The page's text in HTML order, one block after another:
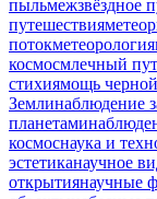
пыльмежзвёздное
путешествия
потокметеорология
космосмлечный
стихиямощь
Землинаблюдение
планетами
космоснаука и
эстетиканаучное
открытиянаучные